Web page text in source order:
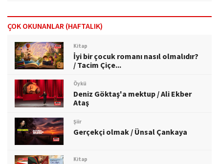
ÇOK OKUNANLAR (HAFTALIK)
Kitap
İyi bir çocuk romanı nasıl olmalıdır?
/ Tacim Çiçe...
Öykü
Deniz Göktaş'a mektup / Ali Ekber
Ataş
Şiir
Gerçekçi olmak / Ünsal Çankaya
Kitap